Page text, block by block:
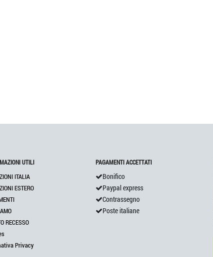
UTILI
ITALIA
ESTERO
RECESSO
Privacy
PAGAMENTI ACCETTATI
Bonifico
Paypal express
Contrassegno
Poste italiane